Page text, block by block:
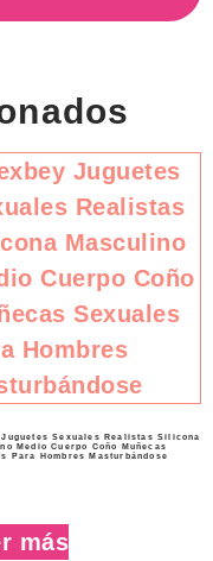
Juguetes Sexuales Realistas Silicona
Medio Cuerpo Coño Muñecas
Para Hombres Masturbándose
más